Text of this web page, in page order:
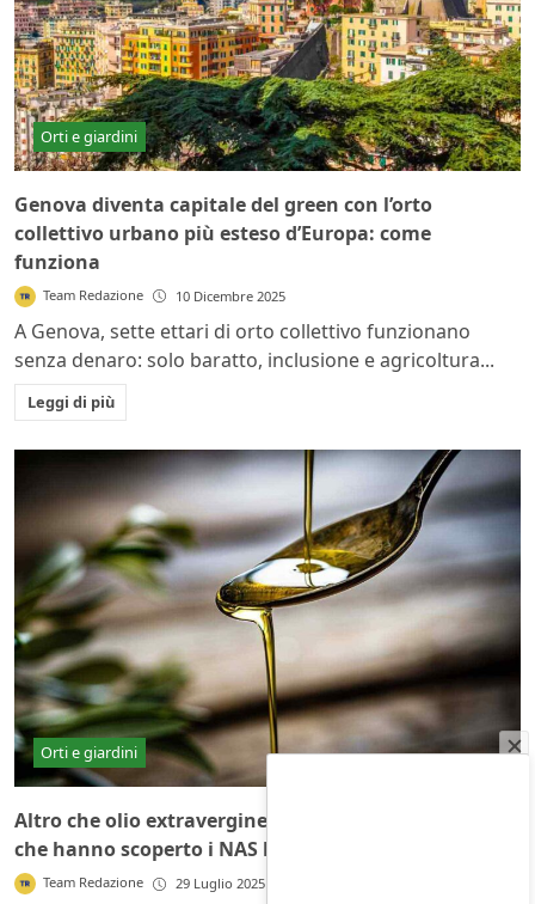
Orti e giardini
Genova diventa capitale del green con l’orto
collettivo urbano più esteso d’Europa: come
funziona
Team Redazione 10 Dicembre 2025
A Genova, sette ettari di orto collettivo funzionano
senza denaro: solo baratto, inclusione e agricoltura...
Leggi di più
Orti e giardini
Altro che olio extravergine di oliva biologico: quello
che hanno scoperto i NAS lascia l’Italia sconvolta
Team Redazione 29 Luglio 2025